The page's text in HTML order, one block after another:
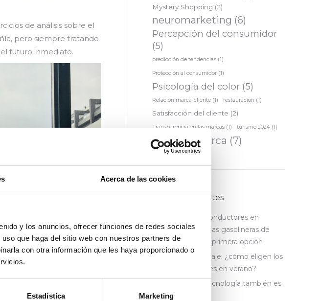
Acerca de las cookies
y los anuncios, ofrecer funciones de redes sociales
que haga del sitio web con nuestros partners de
con otra información que les haya proporcionado o
Estadística Marketing
de análisis sobre el
pero siempre tratando
futuro inmediato.
Mystery Shopping (2)
neuromarketing (6)
Percepción del consumidor
(5)
predicción de tendencias (1)
Protección al consumidor (1)
Psicología del color (5)
Relación marca-cliente (1) restauración (1)
Satisfacción del cliente (2)
Transparencia en las marcas (1) turismo 2024 (1)
valor de marca (7)
Entradas recientes
La mitad de los conductores en
España ya eligen las gasolineras de
bajo precio como primera opción
Turismo y hospedaje: ¿cómo eligen los
viajeros sus hoteles en verano?
Cuando regalar tecnología también es
regalar conexión